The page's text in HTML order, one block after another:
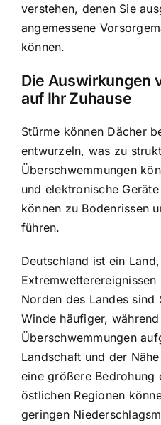
verstehen, denen Sie
angemessene
können.
Die Auswirkungen
auf Ihr Zuhause
Stürme können Dächer
entwurzeln, was zu
Überschwemmungen
und elektronische
können zu Bodenrissen
führen.
Deutschland ist ein
Norden des Landes sind
Winde häufiger,
Überschwemmungen
Landschaft und der
eine größere Bedrohung
östlichen Regionen
geringen